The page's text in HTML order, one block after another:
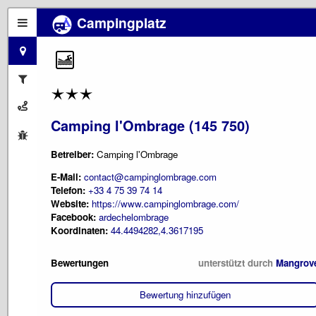
Campingplatz
Camping l'Ombrage (145 750)
Betreiber: Camping l'Ombrage
E-Mail: contact@campinglombrage.com
Telefon: +33 4 75 39 74 14
Website: https://www.campinglombrage.com/
Facebook: ardechelombrage
Koordinaten: 44.4494282,4.3617195
Bewertungen unterstützt durch
Bewertung hinzufügen